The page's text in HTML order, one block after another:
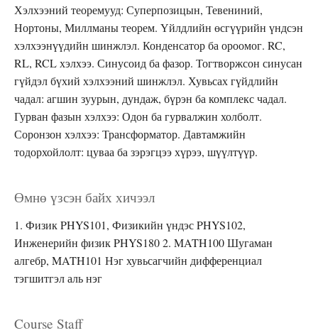
Хэлхээний теоремууд: Суперпозицын, Тевениний,
Нортоны, Миллманы теорем. Үйлдлийн өсгүүрийн үндсэн
хэлхээнүүдийн шинжлэл. Конденсатор ба ороомог. RC,
RL, RCL хэлхээ. Синусоид ба фазор. Тогтворжсон синусан
гүйдэл бүхий хэлхээний шинжлэл. Хувьсах гүйдлийн
чадал: агшин зуурын, дундаж, бүрэн ба комплекс чадал.
Гурван фазын хэлхээ: Одон ба гурвалжин холболт.
Соронзон хэлхээ: Трансформатор. Давтамжийн
тодорхойлолт: цуваа ба зэрэгцээ хүрээ, шүүлтүүр.
Өмнө үзсэн байх хичээл
1. Физик PHYS101, Физикийн үндэс PHYS102,
Инженерийн физик PHYS180 2. MATH100 Шугаман
алгебр, MATH101 Нэг хувьсагчийн дифференциал
тэгшитгэл аль нэг
Course Staff